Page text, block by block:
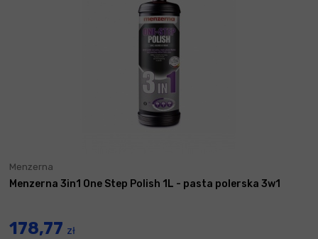
Menzerna
Menzerna 3in1 One Step Polish 1L - pasta polerska 3w1
178,77 zł